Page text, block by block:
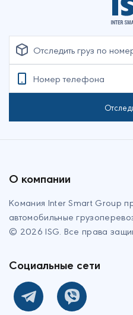
О компании
Комания Inter Smart Group
автомобильные
© 2026 ISG. Все права
Социальные сети